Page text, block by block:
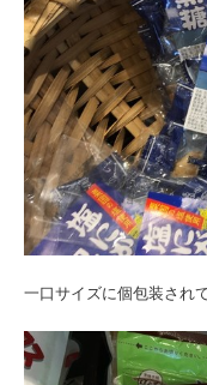
一口サイズに個包装され